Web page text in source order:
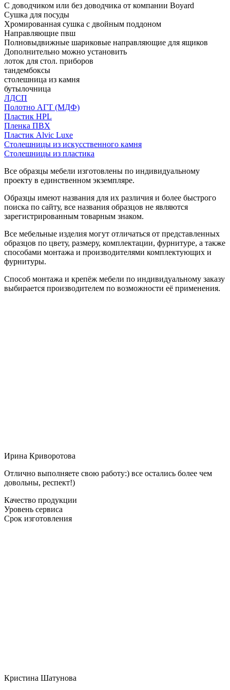
С доводчиком или без доводчика от компании Boyard
Сушка для посуды
Хромированная сушка с двойным поддоном
Направляющие пвш
Полновыдвижные шариковые направляющие для ящиков
Дополнительно можно установить
лоток для стол. приборов
тандембоксы
столешница из камня
бутылочница
ЛДСП
Полотно АГТ (МДФ)
Пластик HPL
Пленка ПВХ
Пластик Alvic Luxe
Столешницы из искусственного камня
Столешницы из пластика
Все образцы мебели изготовлены по индивидуальному
проекту в единственном экземпляре.
Образцы имеют названия для их различия и более быстрого
поиска по сайту, все названия образцов не являются
зарегистрированным товарным знаком.
Все мебельные изделия могут отличаться от представленных
образцов по цвету, размеру, комплектации, фурнитуре, а также
способами монтажа и производителями комплектующих и
фурнитуры.
Способ монтажа и крепёж мебели по индивидуальному заказу
выбирается производителем по возможности её применения.
Ирина Криворотова
Отлично выполняете свою работу:) все остались более чем
довольны, респект!)
Качество продукции
Уровень сервиса
Срок изготовления
Кристина Шатунова